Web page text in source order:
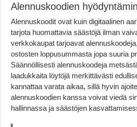
Alennuskoodien
Alennuskoodit ovat kuin digitaalinen
tarjota huomattavia säästöjä ilman
verkkokaupat tarjoavat
ostosten loppusummasta jopa suuria
Säännöllisesti alennuskoodeja
laadukkaita löytöjä merkittävästi
kannattaa varata aikaa, sillä hyvin
alennuskoodien kanssa voivat viedä
hallinnassa ja säästöjen